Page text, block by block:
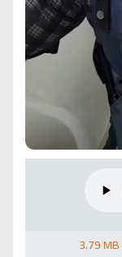
3.79 MB